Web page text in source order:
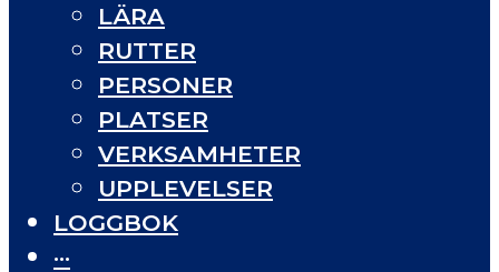
LÄRA
RUTTER
PERSONER
PLATSER
VERKSAMHETER
UPPLEVELSER
LOGGBOK
···